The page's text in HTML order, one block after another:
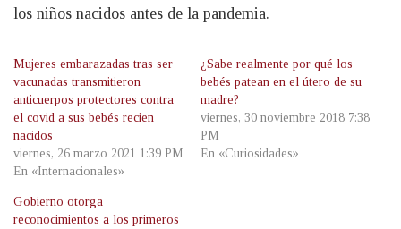
los niños nacidos antes de la pandemia.
Mujeres embarazadas tras ser
vacunadas transmitieron
anticuerpos protectores contra
el covid a sus bebés recien
nacidos
viernes, 26 marzo 2021 1:39 PM
En «Internacionales»
¿Sabe realmente por qué los
bebés patean en el útero de su
madre?
viernes, 30 noviembre 2018 7:38
PM
En «Curiosidades»
Gobierno otorga
reconocimientos a los primeros